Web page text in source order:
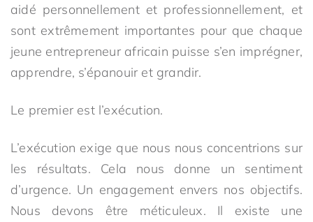
aidé personnellement et professionnellement, et
sont extrêmement importantes pour que chaque
jeune entrepreneur africain puisse s’en imprégner,
apprendre, s’épanouir et grandir.
Le premier est l’exécution.
L’exécution exige que nous nous concentrions sur
les résultats. Cela nous donne un sentiment
d’urgence. Un engagement envers nos objectifs.
Nous devons être méticuleux. Il existe une